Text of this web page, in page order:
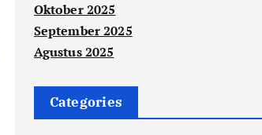
Oktober 2025
September 2025
Agustus 2025
Categories